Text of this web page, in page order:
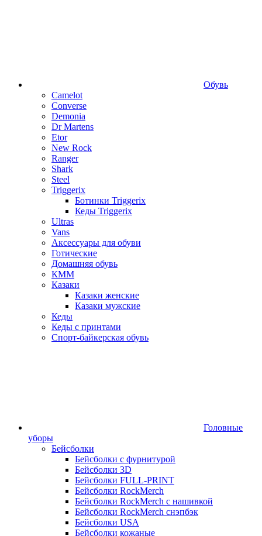
Обувь
Camelot
Converse
Demonia
Dr Martens
Etor
New Rock
Ranger
Shark
Steel
Triggerix
Ботинки Triggerix
Кеды Triggerix
Ultras
Vans
Аксессуары для обуви
Готические
Домашняя обувь
КММ
Казаки
Казаки женские
Казаки мужские
Кеды
Кеды с принтами
Спорт-байкерская обувь
Головные
уборы
Бейсболки
Бейсболки с фурнитурой
Бейсболки 3D
Бейсболки FULL-PRINT
Бейсболки RockMerch
Бейсболки RockMerch с нашивкой
Бейсболки RockMerch снэпбэк
Бейсболки USA
Бейсболки кожаные